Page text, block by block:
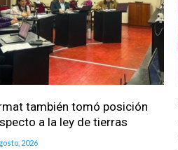
también tomó posición
a la ley de tierras
2026